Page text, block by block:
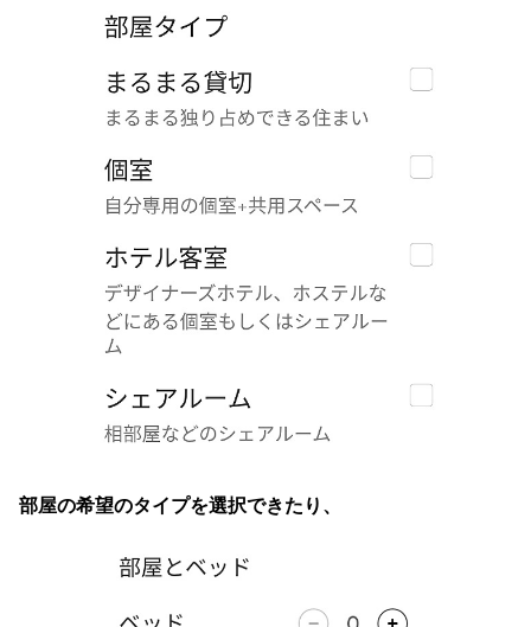
部屋の希望のタイプを選択できたり、